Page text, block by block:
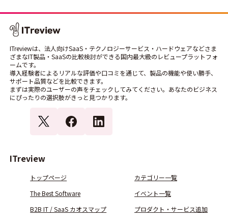
ITreviewは、法人向けSaaS・テクノロジーサービス・ハードウェアなどさま
ざまなIT製品・SaaSの比較検討ができる国内最大級のレビュープラットフォ
ームです。
導入経験者によるリアルな評価や口コミを通じて、製品の機能や使い勝手、
サポート品質などを比較できます。
まずは実際のユーザーの声をチェックしてみてください。あなたのビジネス
にぴったりの選択肢がきっと見つかります。
ITreview
トップページ
カテゴリー一覧
The Best Software
イベント一覧
B2B IT / SaaS カオスマップ
プロダクト・サービス追加